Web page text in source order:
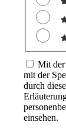
Mit der
mit der
durch
einsehen.